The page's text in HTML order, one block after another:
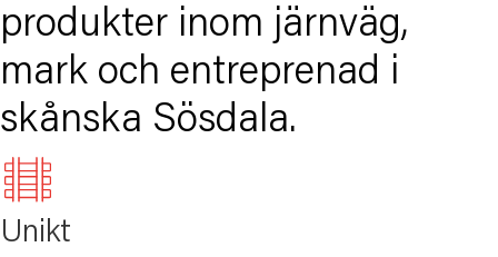
produkter inom järnväg,
mark och entreprenad i
skånska Sösdala.
Unikt